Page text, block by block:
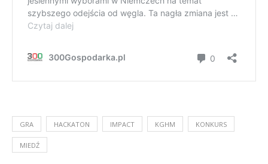
GRA HACKATON IMPACT KGHM KONKURS
MIEDŹ